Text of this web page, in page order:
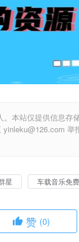
本站仅提供信息存
星 车载音乐免
赞 (0)